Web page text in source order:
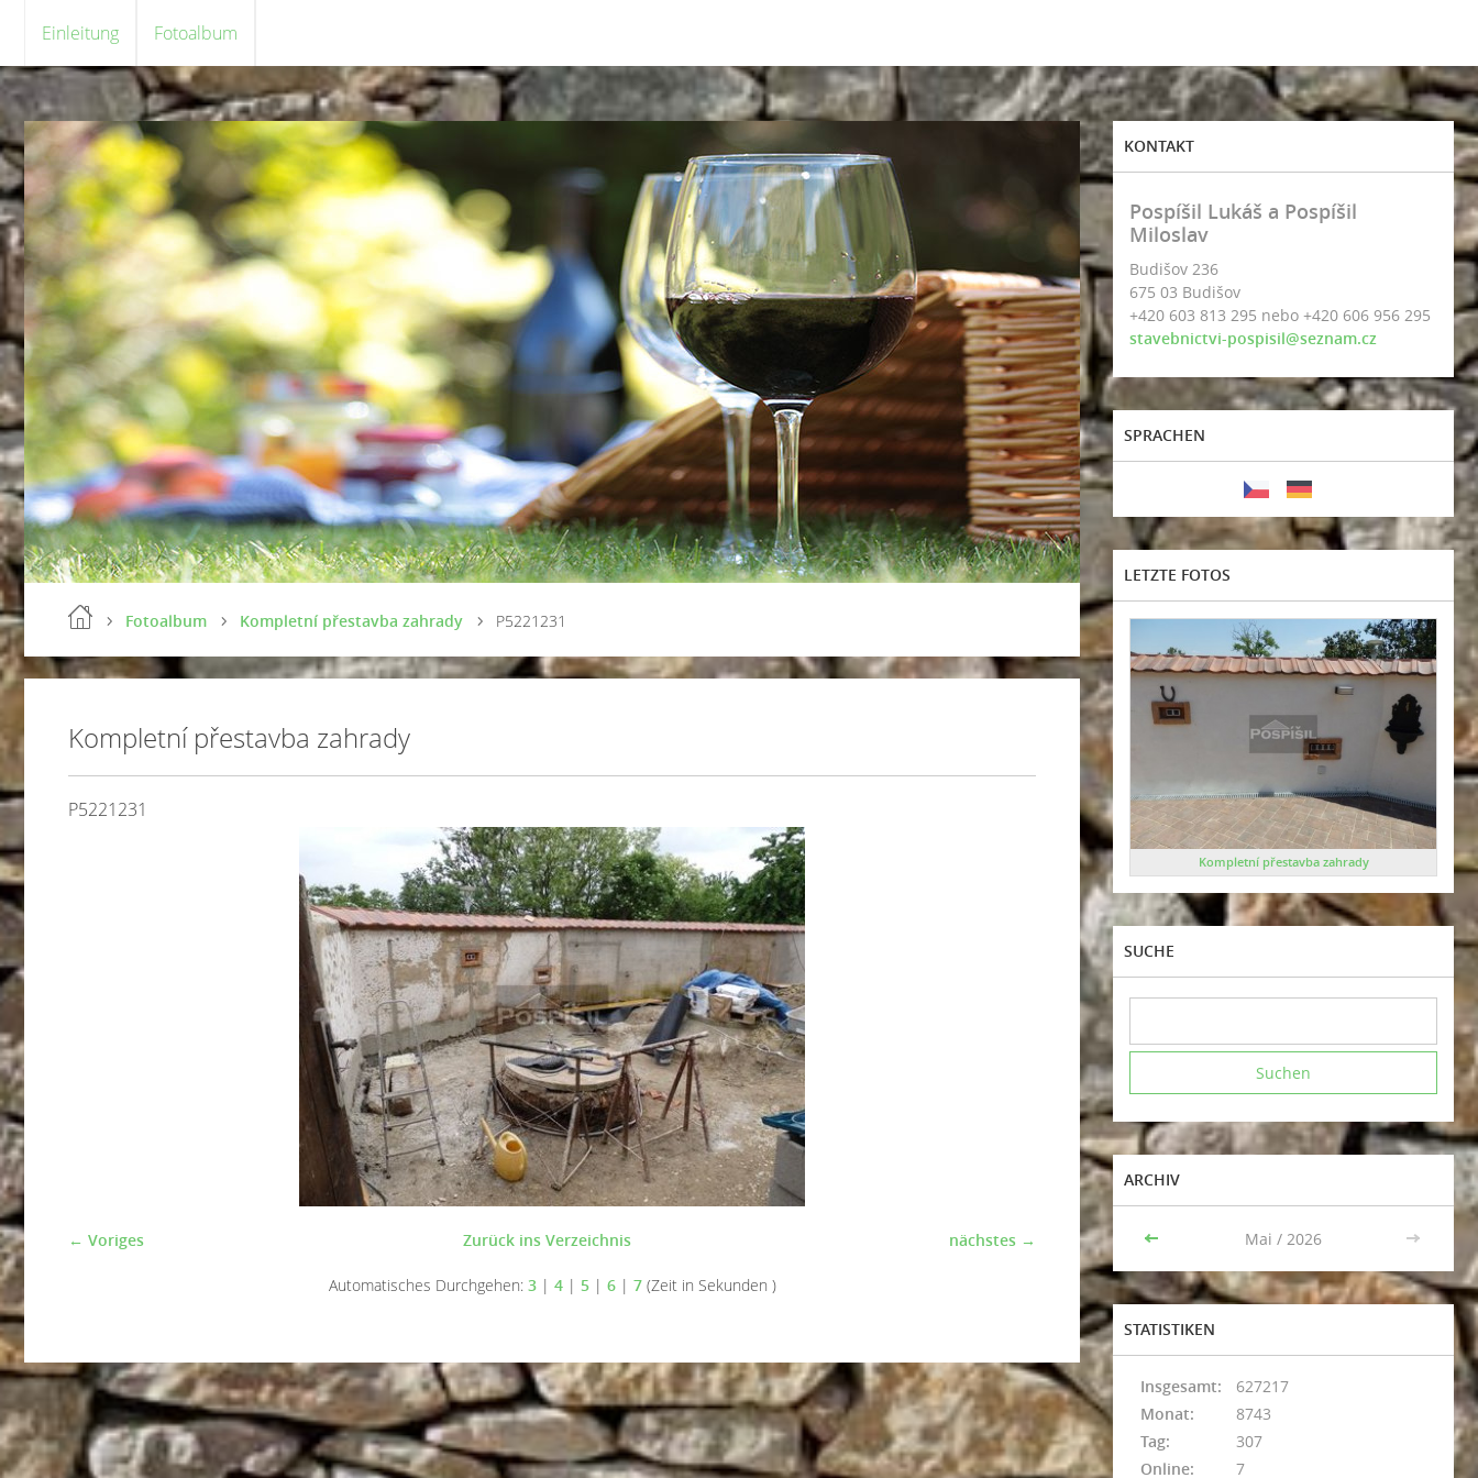
Einleitung Fotoalbum
Fotoalbum Kompletní přestavba zahrady P5221231
Kompletní přestavba zahrady
P5221231
← Voriges nächstes →
Zurück ins Verzeichnis
Automatisches Durchgehen: 3| 4| 5| 6| 7(Zeit in Sekunden )
KONTAKT
Pospíšil Lukáš a Pospíšil
Miloslav
Budišov 236
675 03 Budišov
+420 603 813 295 nebo +420 606 956 295
stavebnictvi-pospisil@seznam.cz
SPRACHEN
LETZTE FOTOS
Kompletní přestavba zahrady
SUCHE
ARCHIV
<< Mai / 2026 >>
STATISTIKEN
Online: 7
Insgesamt:
627217
Monat:
8743
Tag:
307